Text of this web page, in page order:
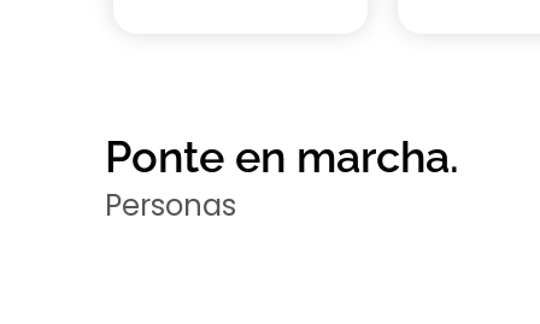
Ponte en marcha.
Personas